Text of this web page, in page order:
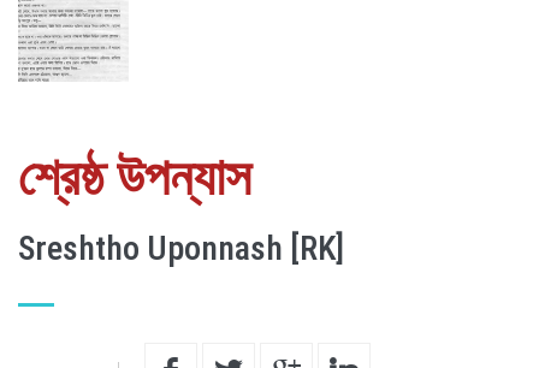
শ্রেষ্ঠ উপন্যাস
Sreshtho Uponnash [RK]